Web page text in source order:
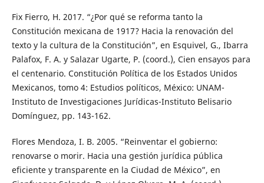
Fix Fierro, H. 2017. “¿Por qué se reforma tanto la
Constitución mexicana de 1917? Hacia la renovación del
texto y la cultura de la Constitución”, en Esquivel, G., Ibarra
Palafox, F. A. y Salazar Ugarte, P. (coord.), Cien ensayos para
el centenario. Constitución Política de los Estados Unidos
Mexicanos, tomo 4: Estudios políticos, México: UNAM-
Instituto de Investigaciones Jurídicas-Instituto Belisario
Domínguez, pp. 143-162.
Flores Mendoza, I. B. 2005. “Reinventar el gobierno:
renovarse o morir. Hacia una gestión jurídica pública
eficiente y transparente en la Ciudad de México”, en